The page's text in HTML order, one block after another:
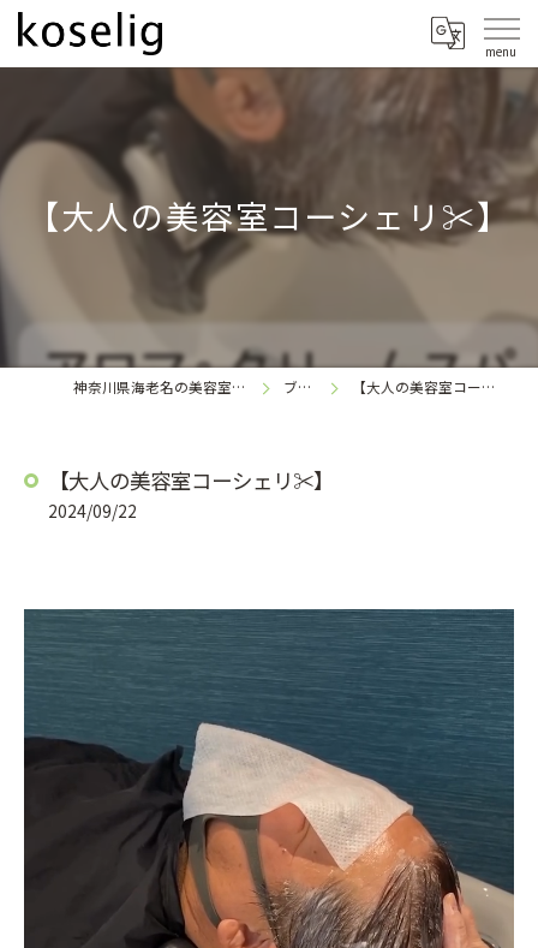
【大人の美容室コーシェリ✂︎】
神奈川県海老名の美容室なら koselig
ブログ 【大人の美容室コーシェリ✂︎】
【大人の美容室コーシェリ✂︎】
2024/09/22